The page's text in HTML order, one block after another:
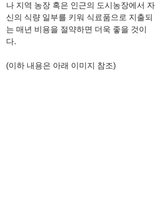
나 지역 농장 혹은 인근의 도시농장에서 자
신의 식량 일부를 키워 식료품으로 지출되
는 매년 비용을 절약하면 더욱 좋을 것이
다.
(이하 내용은 아래 이미지 참조)